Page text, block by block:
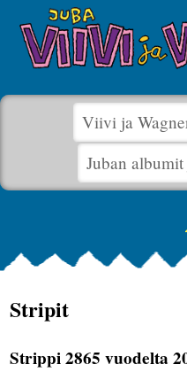
Viivi ja
Juban
Stripit
Strippi 2865 vuodelta